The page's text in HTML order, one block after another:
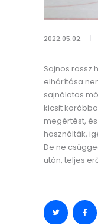
2022.05.02.
Sajnos rossz
elhárítása
sajnálatos
kicsit
megértést,
használták,
De ne
után, teljes